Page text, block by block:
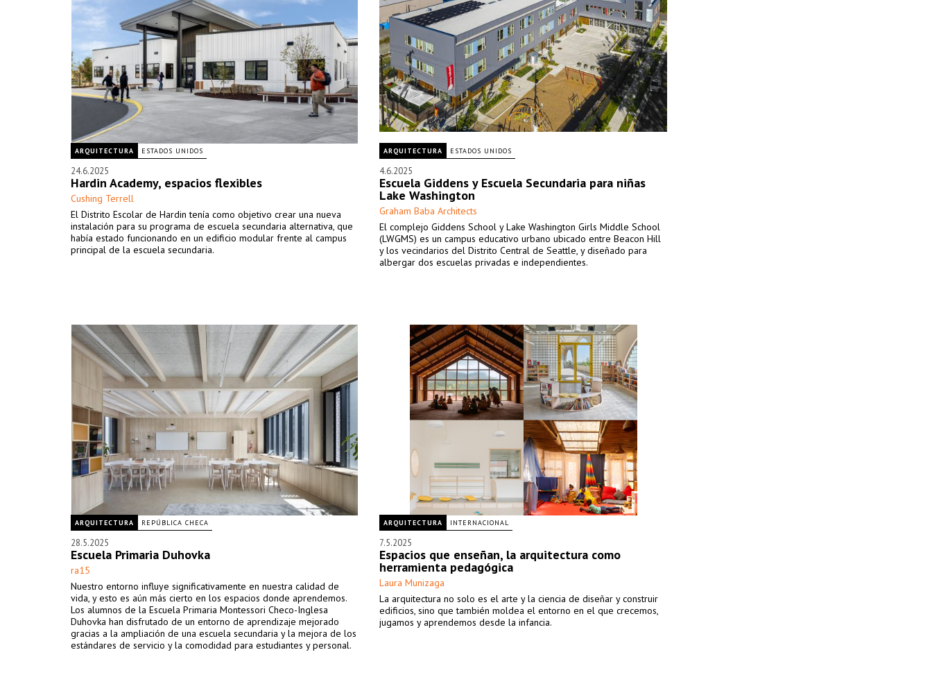
ARQUITECTURA ESTADOS UNIDOS
24.6.2025
Hardin Academy, espacios flexibles
Cushing Terrell
El Distrito Escolar de Hardin tenía como objetivo crear una nueva
instalación para su programa de escuela secundaria alternativa, que
había estado funcionando en un edificio modular frente al campus
principal de la escuela secundaria.
ARQUITECTURA ESTADOS UNIDOS
4.6.2025
Escuela Giddens y Escuela Secundaria para niñas
Lake Washington
Graham Baba Architects
El complejo Giddens School y Lake Washington Girls Middle School
(LWGMS) es un campus educativo urbano ubicado entre Beacon Hill
y los vecindarios del Distrito Central de Seattle, y diseñado para
albergar dos escuelas privadas e independientes.
ARQUITECTURA REPÚBLICA CHECA
28.5.2025
Escuela Primaria Duhovka
ra15
Nuestro entorno influye significativamente en nuestra calidad de
vida, y esto es aún más cierto en los espacios donde aprendemos.
Los alumnos de la Escuela Primaria Montessori Checo-Inglesa
Duhovka han disfrutado de un entorno de aprendizaje mejorado
gracias a la ampliación de una escuela secundaria y la mejora de los
estándares de servicio y la comodidad para estudiantes y personal.
ARQUITECTURA INTERNACIONAL
7.5.2025
Espacios que enseñan, la arquitectura como
herramienta pedagógica
Laura Munizaga
La arquitectura no solo es el arte y la ciencia de diseñar y construir
edificios, sino que también moldea el entorno en el que crecemos,
jugamos y aprendemos desde la infancia.